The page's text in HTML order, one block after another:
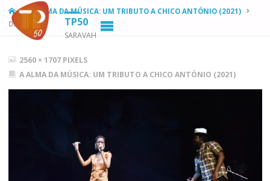
TP50
SARAVAH
HOMEA ALMA DA MÚSICA: UM TRIBUTO A CHICO ANTÓNIO (2021)
DSC_2197
FULL
SIZE
2560 × 1707 PIXELS
A ALMA DA MÚSICA: UM TRIBUTO A CHICO ANTÓNIO (2021)